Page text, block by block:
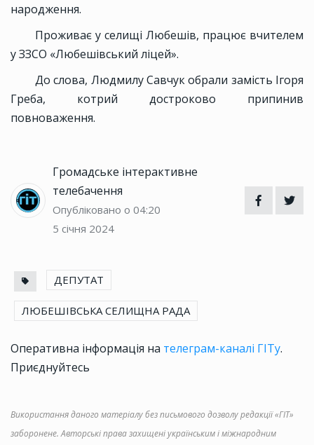
народження.
Проживає у селищі Любешів, працює вчителем
у ЗЗСО «Любешівський ліцей».
До слова, Людмилу Савчук обрали замість Ігоря
Греба, котрий достроково припинив
повноваження.
Громадське інтерактивне
телебачення
Опубліковано о 04:20
5 січня 2024
ДЕПУТАТ
ЛЮБЕШІВСЬКА СЕЛИЩНА РАДА
Оперативна інформація на телеграм-каналі ГІТу.
Приєднуйтесь
Використання даного матеріалу без письмового дозволу редакції «ГІТ»
заборонене. Авторські права захищені українським і міжнародним